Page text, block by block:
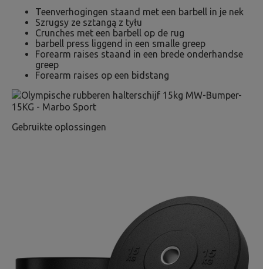
Teenverhogingen staand met een barbell in je nek
Szrugsy ze sztangą z tyłu
Crunches met een barbell op de rug
barbell press liggend in een smalle greep
Forearm raises staand in een brede onderhandse
greep
Forearm raises op een bidstang
Gebruikte oplossingen